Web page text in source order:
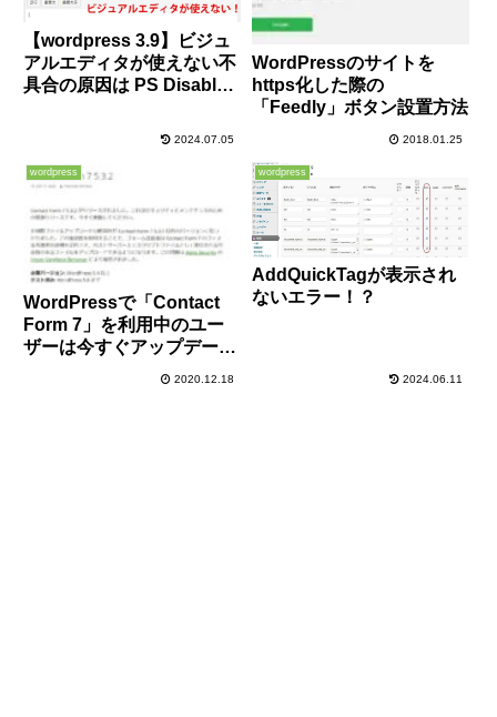
【wordpress 3.9】ビジュ
アルエディタが使えない不
具合の原因は PS Disable
2024.07.05
WordPressのサイトを
https化した際の
「Feedly」ボタン設置方法
2018.01.25
wordpress
WordPressで「Contact
Form 7」を利用中のユー
ザーは今すぐアップデート
2020.12.18
wordpress
AddQuickTagが表示され
ないエラー！？
2024.06.11